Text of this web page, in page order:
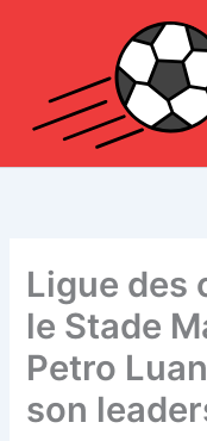
Ligue des
le Stade
Petro
son